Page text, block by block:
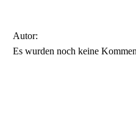
Autor:
Es wurden noch keine